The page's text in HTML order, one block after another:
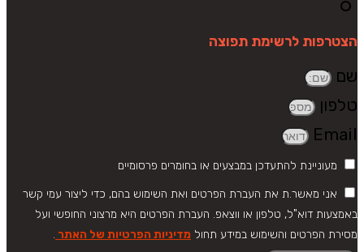
הצטרפות לרשימת תפוצה
שם
טלפון
Email
מעוניינת להתעדכן במבצעים או בחומרים פרסומיים
אני מאשר.ת את העברת הפרטים ואת השימוש בהם, כדי ליצור עמי קשר
באמצעות דוא"ל, טלפון או ווצאפ. העברת הפרטים היא מרצוני החופשי ועל
מסירת הפרטים והשימוש במידע תחול מדיניות הפרטיות של האתר .